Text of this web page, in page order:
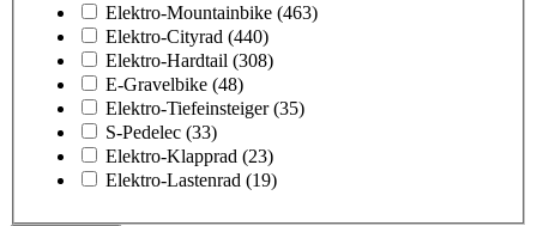
Elektro-Mountainbike (463)
Elektro-Cityrad (440)
Elektro-Hardtail (308)
E-Gravelbike (48)
Elektro-Tiefeinsteiger (35)
S-Pedelec (33)
Elektro-Klapprad (23)
Elektro-Lastenrad (19)